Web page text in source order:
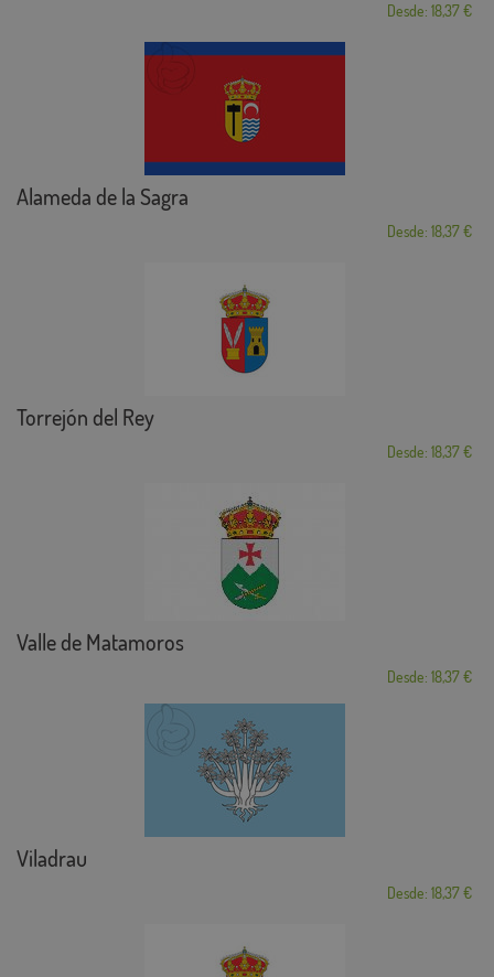
Desde: 18,37 €
Alameda de la Sagra
Desde: 18,37 €
Torrejón del Rey
Desde: 18,37 €
Valle de Matamoros
Desde: 18,37 €
Viladrau
Desde: 18,37 €